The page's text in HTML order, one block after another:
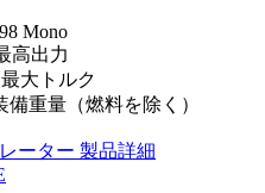
Mono
高出力
最大トルク
備重量（燃料を除く）
ーター 製品詳細